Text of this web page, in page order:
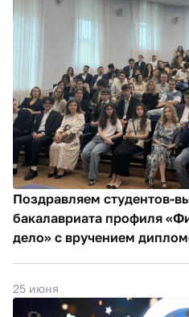
Поздравляем студентов-
бакалавриата профиля
дело» с вручением
25 июня